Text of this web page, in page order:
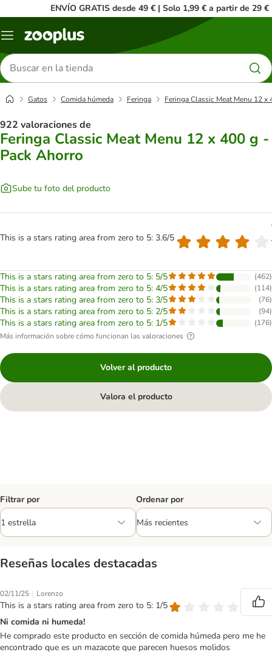
ENVÍO GRATIS desde 49 € | Solo 1,99 € a partir de 29 €
Menú
Buscar
productos
Gatos Comida húmeda Feringa Feringa Classic Meat Menu 12
922 valoraciones de
Feringa Classic Meat Menu 12 x 400 g -
Pack Ahorro
Sube tu foto del producto
This is a stars rating area from zero to 5: 3.6/5
This is a stars rating area from zero to 5: 5/5 (462)
This is a stars rating area from zero to 5: 4/5 (114)
This is a stars rating area from zero to 5: 3/5 (76)
This is a stars rating area from zero to 5: 2/5 (94)
This is a stars rating area from zero to 5: 1/5 (176)
Más información sobre cómo funcionan las valoraciones
Volver al producto
Valora el producto
Filtrar por Ordenar por
Reseñas locales destacadas
02/11/25 | Lorenzo
This is a stars rating area from zero to 5: 1/5
Ni comida ni humeda!
He comprado este producto en sección de comida húmeda pero me he
encontrado que es un mazacote que parecen huesos molidos